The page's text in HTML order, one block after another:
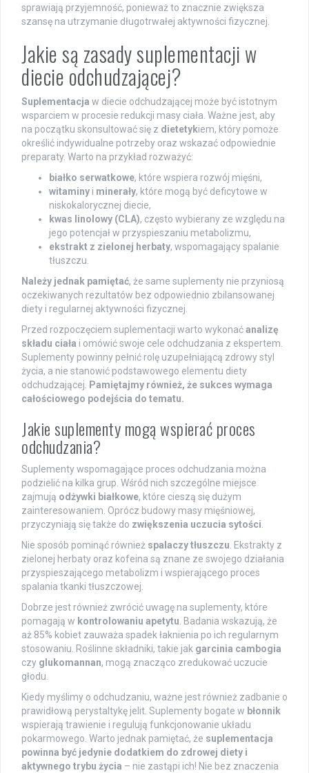
sprawiają przyjemność, ponieważ to znacznie zwiększa
szansę na utrzymanie długotrwałej aktywności fizycznej.
Jakie są zasady suplementacji w
diecie odchudzającej?
Suplementacja w diecie odchudzającej może być istotnym
wsparciem w procesie redukcji masy ciała. Ważne jest, aby
na początku skonsultować się z dietetykiem, który pomoże
określić indywidualne potrzeby oraz wskazać odpowiednie
preparaty. Warto na przykład rozważyć:
białko serwatkowe, które wspiera rozwój mięśni,
witaminy i minerały, które mogą być deficytowe w
niskokalorycznej diecie,
kwas linolowy (CLA), często wybierany ze względu na
jego potencjał w przyspieszaniu metabolizmu,
ekstrakt z zielonej herbaty, wspomagający spalanie
tłuszczu.
Należy jednak pamiętać, że same suplementy nie przyniosą
oczekiwanych rezultatów bez odpowiednio zbilansowanej
diety i regularnej aktywności fizycznej.
Przed rozpoczęciem suplementacji warto wykonaćanalizę
składu ciała i omówić swoje cele odchudzania z ekspertem.
Suplementy powinny pełnić rolę uzupełniającą zdrowy styl
życia, a nie stanowić podstawowego elementu diety
odchudzającej. Pamiętajmy również, że sukces wymaga
całościowego podejścia do tematu.
Jakie suplementy mogą wspierać proces
odchudzania?
Suplementy wspomagające proces odchudzania można
podzielić na kilka grup. Wśród nich szczególne miejsce
zajmują odżywki białkowe, które cieszą się dużym
zainteresowaniem. Oprócz budowy masy mięśniowej,
przyczyniają się także do zwiększenia uczucia sytości
Nie sposób pominąć również spalaczy tłuszczu . Ekstrakty z
zielonej herbaty oraz kofeina są znane ze swojego działania
przyspieszającego metabolizm i wspierającego proces
spalania tkanki tłuszczowej.
Dobrze jest również zwrócić uwagę na suplementy, które
pomagają w kontrolowaniu apetytu . Badania wskazują, że
aż 85% kobiet zauważa spadek łaknienia po ich regularnym
stosowaniu. Roślinne składniki, takie jak garcinia cambogia
czy glukomannan, mogą znacząco zredukować uczucie
głodu.
Kiedy myślimy o odchudzaniu, ważne jest również zadbanie o
prawidłową perystaltykę jelit. Suplementy bogate w błonnik
wspierają trawienie i regulują funkcjonowanie układu
pokarmowego. Warto jednak pamiętać, że suplementacja
powinna być jedynie dodatkiem do zdrowej diety i
aktywnego trybu życia – nie zastąpi ich! Nie bez znaczenia